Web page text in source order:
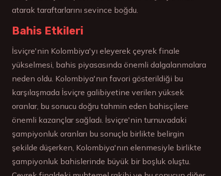
atarak taraftarlarını sevince boğdu.
Bahis Etkileri
İsviçre'nin Kolombiya'yı eleyerek çeyrek finale
yükselmesi, bahis piyasasında önemli dalgalanmalara
neden oldu. Kolombiya'nın favori gösterildiği bu
karşılaşmada İsviçre galibiyetine verilen yüksek
oranlar, bu sonucu doğru tahmin eden bahisçilere
önemli kazançlar sağladı. İsviçre'nin turnuvadaki
şampiyonluk oranları bu sonuçla birlikte belirgin
şekilde düşerken, Kolombiya'nın elenmesiyle birlikte
şampiyonluk bahislerinde büyük bir boşluk oluştu.